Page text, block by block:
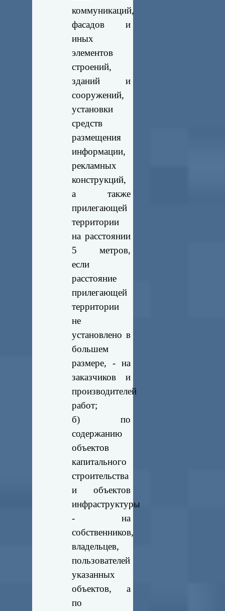
коммуникаций,
фасадов и
иных
элементов
строений,
зданий и
сооружений,
установки
средств
размещения
информации,
рекламных
конструкций,
а также
прилегающей
территории
на расстоянии
5 метров,
если
расстояние
прилегающей
территории
не
установлено в
большем
размере, - на
заказчиков и
производителей
работ;
б) по
содержанию
объектов
капитального
строительства
и объектов
инфраструктуры
- на
собственников,
владельцев,
пользователей
указанных
объектов, а
по